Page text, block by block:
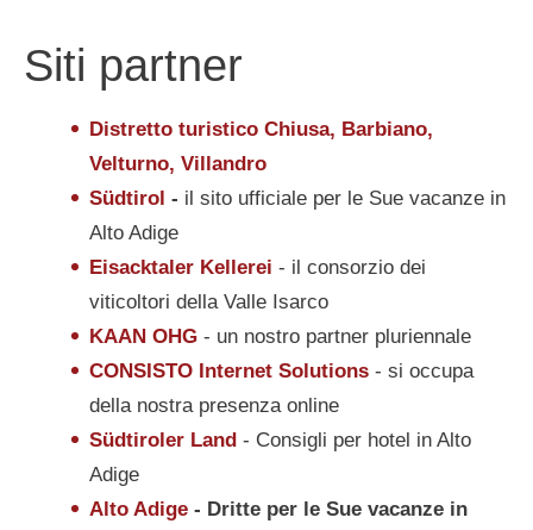
Siti partner
Distretto turistico Chiusa, Barbiano,
Velturno, Villandro
Südtirol - il sito ufficiale per le Sue vacanze in
Alto Adige
Eisacktaler Kellerei - il consorzio dei
viticoltori della Valle Isarco
KAAN OHG - un nostro partner pluriennale
CONSISTO Internet Solutions - si occupa
della nostra presenza online
Südtiroler Land - Consigli per hotel in Alto
Adige
Alto Adige - Dritte per le Sue vacanze in